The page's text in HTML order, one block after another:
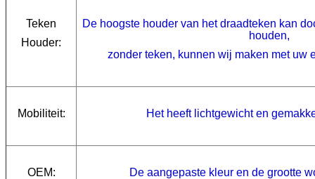
Teken
Houder:
De hoogste houder van het draadteken kan
houden,
zonder teken, kunnen wij maken met uw
Mobiliteit: Het heeft lichtgewicht en
OEM: De aangepastekleur en de grootte